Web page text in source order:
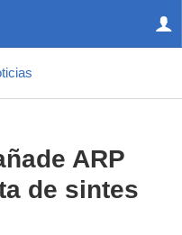
ARP
de sintes